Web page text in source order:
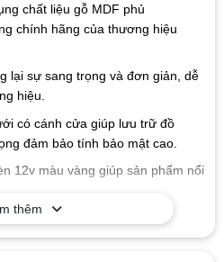
chất liệu gỗ MDF phủ
chính hãng của thương hiệu
lại sự sang trọng và đơn giản, dễ
hiệu.
có cánh cửa giúp lưu trữ đồ
đảm bảo tính bảo mật cao.
12v màu vàng giúp sản phẩm nổi
chúng tôi sản xuất đa dạng các
nhu cầu của quý khách.
thêm